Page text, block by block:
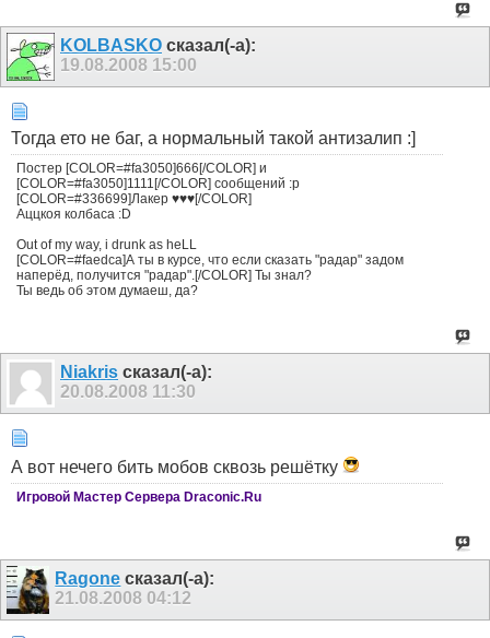
KOLBASKO сказал(-а):
19.08.2008 15:00
Тогда ето не баг, а нормальный такой антизалип :]
Постер [COLOR=#fa3050]666[/COLOR] и
[COLOR=#fa3050]1111[/COLOR] сообщений :p
[COLOR=#336699]Лакер ♥♥♥[/COLOR]
Аццкоя колбаса :D
Out of my way, i drunk as heLL
[COLOR=#faedca]А ты в курсе, что если сказать "радар" задом
наперёд, получится "радар".[/COLOR] Ты знал?
Ты ведь об этом думаеш, да?
Niakris сказал(-а):
20.08.2008 11:30
А вот нечего бить мобов сквозь решётку
Игровой Мастер Сервера Draconic.Ru
Ragone сказал(-а):
21.08.2008 04:12